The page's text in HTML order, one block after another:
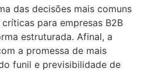
das decisões mais comuns
para empresas B2B
estruturada. Afinal, a
a promessa de mais
funil e previsibilidade de